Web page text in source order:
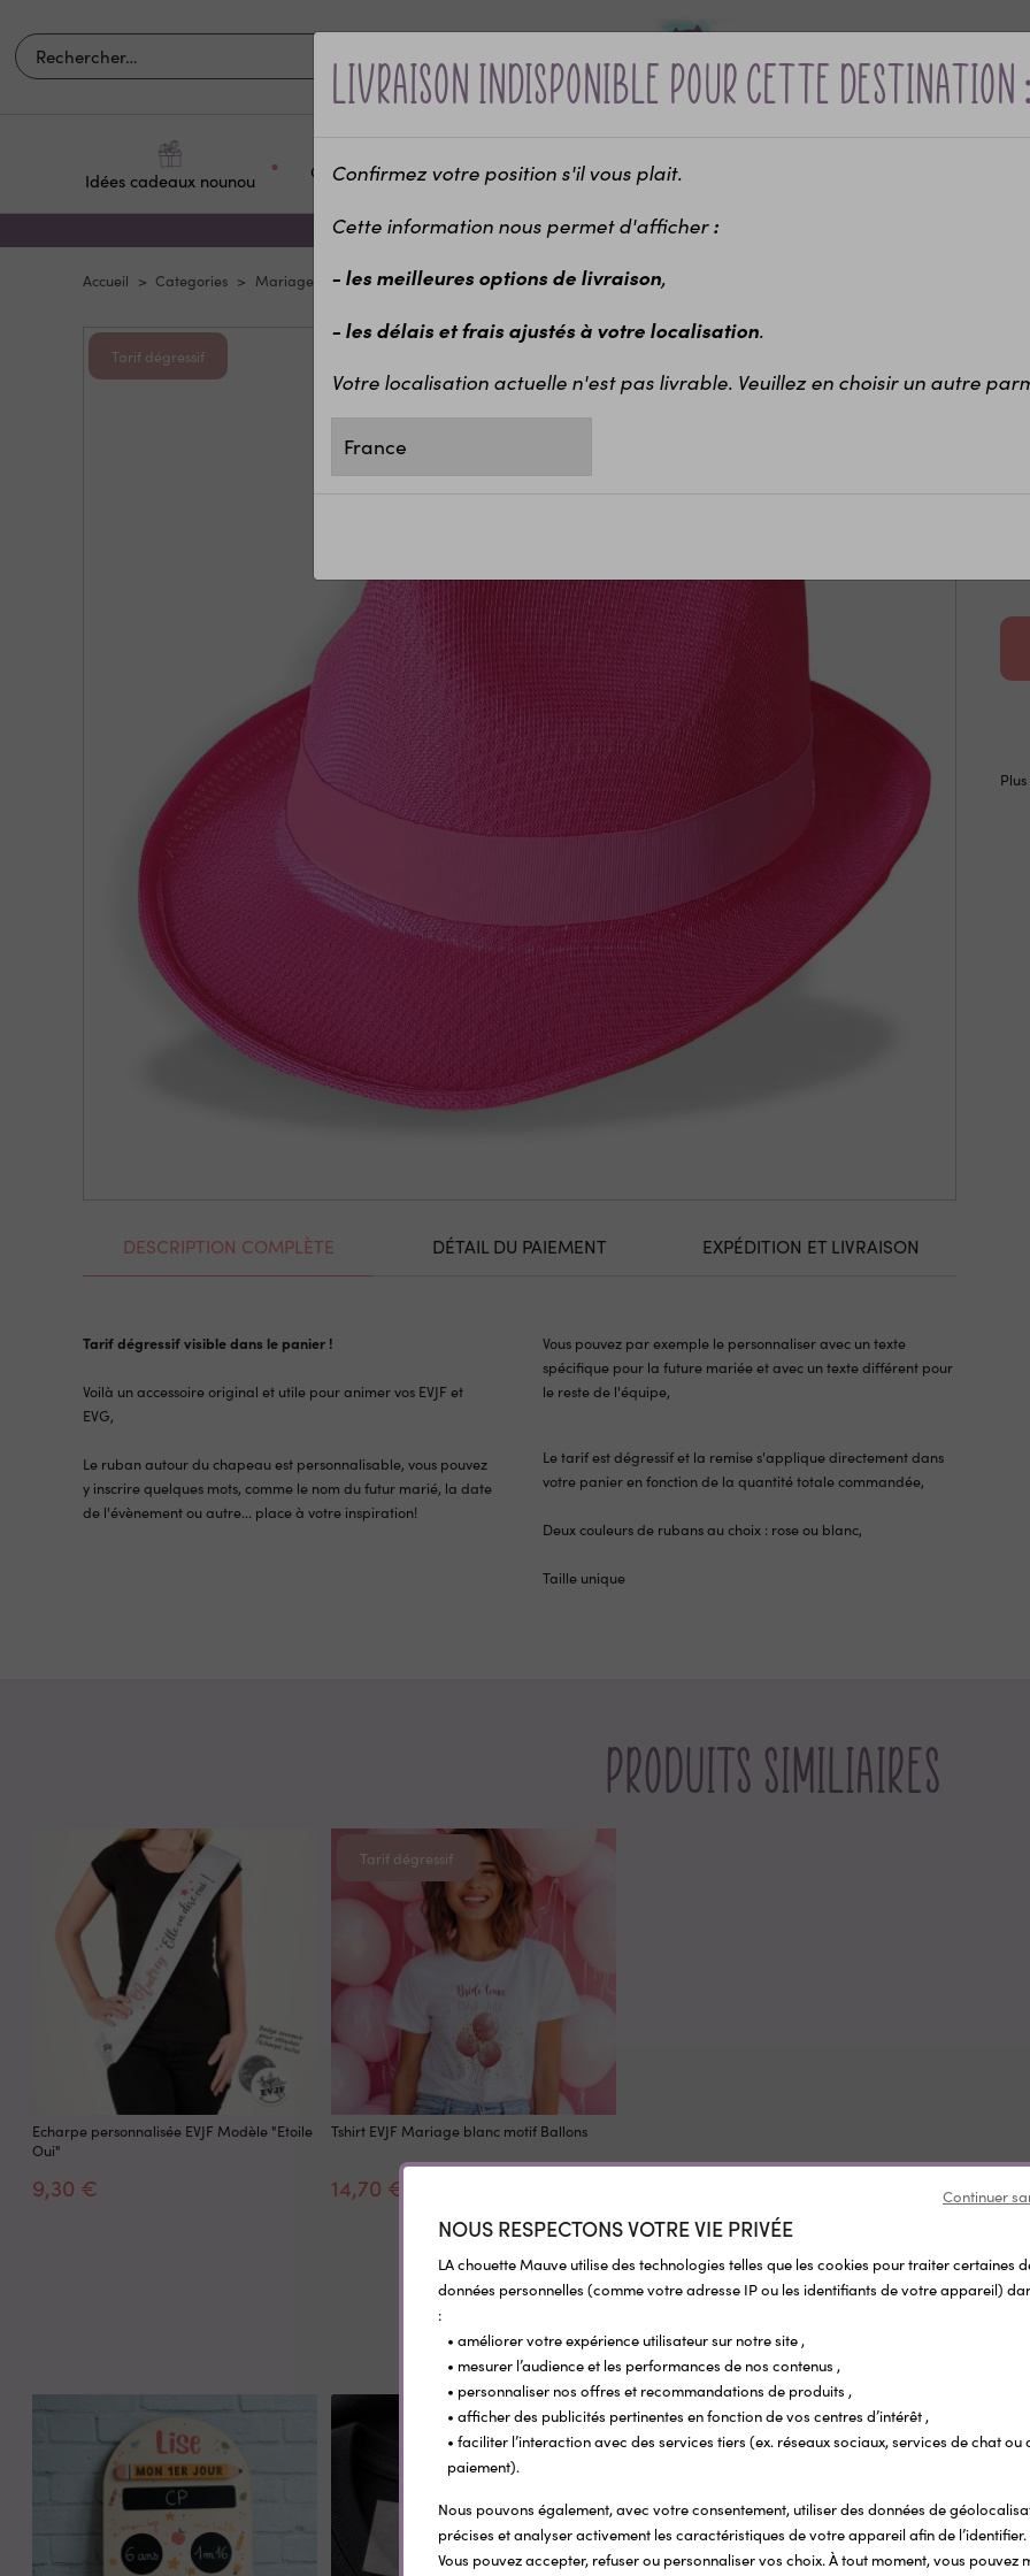
Idées cadeaux nounou
Occasions et
Pour qui ?
Bébé &
naissance
-10% sur votre première commande avec le code bienvenue
Livraison indisponible pour cette destination :
Confirmez votre position s'il vous plait.
Cette information nous permet d'afficher:
- les meilleures options de livraison,
- les délais et frais ajustés à votre localisation.
Votre localisation actuelle n'est pas livrable. Veuillez en choisir un autre
compléter
5,40 €
Accueil Categories Mariage & EVJF EVJF, EVG, organisation Chapeau personnalisé pour EVG et EVJF
Tarif dégressif
DESCRIPTION COMPLÈTE DÉTAIL DU PAIEMENT EXPÉDITION ET LIVRAISON
Tarif dégressif visible dans le panier !
Voilà un accessoire original et utile pour animer vos EVJF et
EVG,
Le ruban autour du chapeau est personnalisable, vous pouvez
y inscrire quelques mots, comme le nom du futur marié, la date
de l'évènement ou autre... place à votre inspiration!
Vous pouvez par exemple le personnaliser avec un texte
spécifique pour la future mariée et avec un texte différent pour
le reste de l'équipe,
Le tarif est dégressif et la remise s'applique directement dans
votre panier en fonction de la quantité totale commandée,
Deux couleurs de rubans au choix : rose ou blanc,
Taille unique
Le
Produits similiaires
Echarpe personnalisée EVJF Modèle "Etoile
Oui"
9,30 €
Tarif dégressif
Tshirt EVJF Mariage blanc motif Ballons
14,70 €
Pour compléter
Continuer
NOUS RESPECTONS VOTRE VIE PRIVÉE
LA chouette Mauve utilise des technologies telles que les cookies pour traiter certaines
données personnelles (comme votre adresse IP ou les identifiants de votre appareil)
:
• améliorer votre expérience utilisateur sur notre site ,
• mesurer l’audience et les performances de nos contenus ,
• personnaliser nos offres et recommandations de produits ,
• afficher des publicités pertinentes en fonction de vos centres d’intérêt ,
• faciliter l’interaction avec des services tiers (ex. réseaux sociaux, services de chat ou
paiement).
Nous pouvons également, avec votre consentement, utiliser des données de
précises et analyser activement les caractéristiques de votre appareil afin de l’identifier.
Vous pouvez accepter, refuser ou personnaliser vos choix. À tout moment, vous pouvez